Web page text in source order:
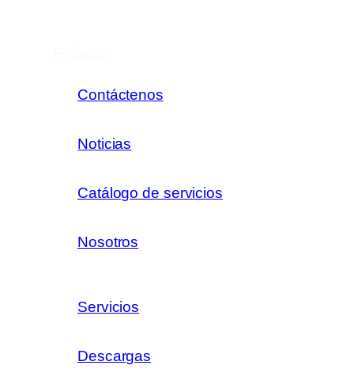
Contáctenos
Noticias
Catálogo de servicios
Nosotros
Servicios
Descargas